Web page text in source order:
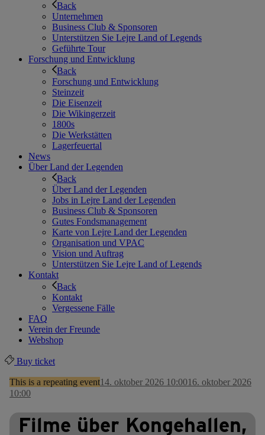
Back
Unternehmen
Business Club & Sponsoren
Unterstützen Sie Lejre Land of Legends
Geführte Tour
Forschung und Entwicklung
Back
Forschung und Entwicklung
Steinzeit
Die Eisenzeit
Die Wikingerzeit
1800s
Die Werkstätten
Lagerfeuertal
News
Über Land der Legenden
Back
Über Land der Legenden
Jobs in Lejre Land der Legenden
Business Club & Sponsoren
Gutes Fondsmanagement
Karte von Lejre Land der Legenden
Organisation und VPAC
Vision und Auftrag
Unterstützen Sie Lejre Land of Legends
Kontakt
Back
Kontakt
Vergessene Fälle
FAQ
Verein der Freunde
Webshop
Buy ticket
This is a repeating event14. oktober 2026 10:0016. oktober 2026
10:00
Filme über Kongehallen,